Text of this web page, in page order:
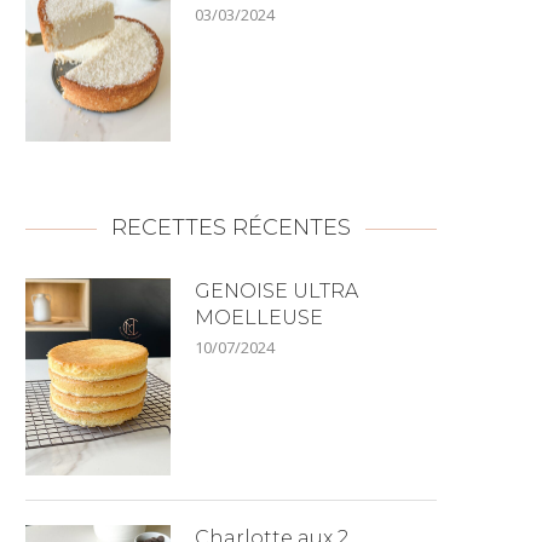
03/03/2024
RECETTES RÉCENTES
GENOISE ULTRA
MOELLEUSE
10/07/2024